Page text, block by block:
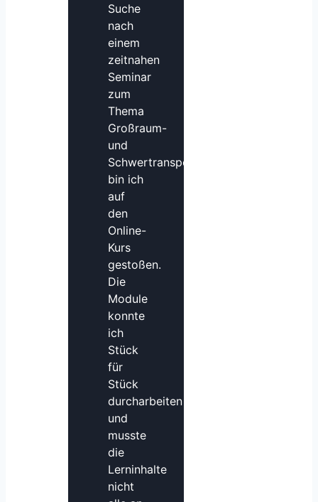
Suche
nach
einem
zeitnahen
Seminar
zum
Thema
Großraum-
und
Schwertransporte
bin ich
auf
den
Online-
Kurs
gestoßen.
Die
Module
konnte
ich
Stück
für
Stück
durcharbeiten
und
musste
die
Lerninhalte
nicht